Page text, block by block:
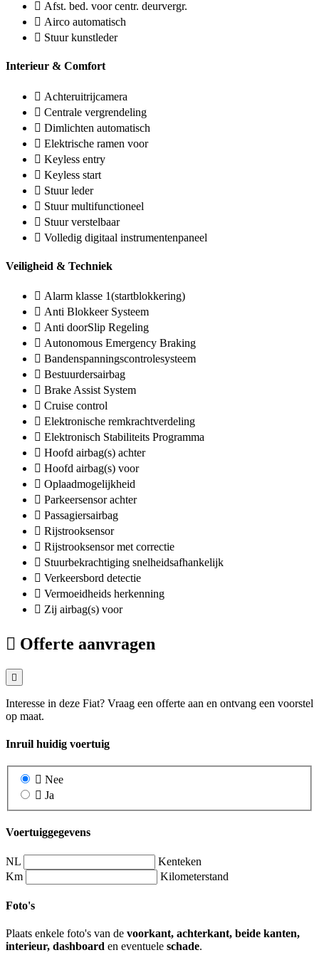
Afst. bed. voor centr. deurvergr.
Airco automatisch
Stuur kunstleder
Interieur & Comfort
Achteruitrijcamera
Centrale vergrendeling
Dimlichten automatisch
Elektrische ramen voor
Keyless entry
Keyless start
Stuur leder
Stuur multifunctioneel
Stuur verstelbaar
Volledig digitaal instrumentenpaneel
Veiligheid & Techniek
Alarm klasse 1(startblokkering)
Anti Blokkeer Systeem
Anti doorSlip Regeling
Autonomous Emergency Braking
Bandenspanningscontrolesysteem
Bestuurdersairbag
Brake Assist System
Cruise control
Elektronische remkrachtverdeling
Elektronisch Stabiliteits Programma
Hoofd airbag(s) achter
Hoofd airbag(s) voor
Oplaadmogelijkheid
Parkeersensor achter
Passagiersairbag
Rijstrooksensor
Rijstrooksensor met correctie
Stuurbekrachtiging snelheidsafhankelijk
Verkeersbord detectie
Vermoeidheids herkenning
Zij airbag(s) voor
Offerte aanvragen
Interesse in deze Fiat? Vraag een offerte aan en ontvang een voorstel
op maat.
Inruil huidig voertuig
Nee
Ja
Voertuiggegevens
NL
Kenteken
Km
Kilometerstand
Foto's
Plaats enkele foto's van de voorkant, achterkant, beide kanten,
interieur, dashboard en eventuele schade.